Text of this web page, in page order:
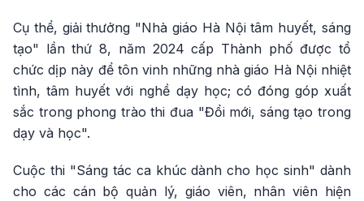
Cụ thể, giải thưởng "Nhà giáo Hà Nội tâm huyết, sáng
tạo" lần thứ 8, năm 2024 cấp Thành phố được tổ
chức dịp này để tôn vinh những nhà giáo Hà Nội nhiệt
tình, tâm huyết với nghề dạy học; có đóng góp xuất
sắc trong phong trào thi đua "Đổi mới, sáng tạo trong
dạy và học".
Cuộc thi "Sáng tác ca khúc dành cho học sinh" dành
cho các cán bộ quản lý, giáo viên, nhân viên hiện